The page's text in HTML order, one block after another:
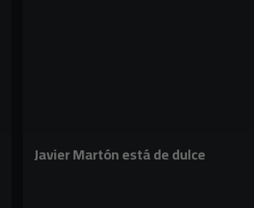
Javier Martón está de dulce